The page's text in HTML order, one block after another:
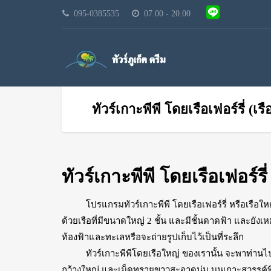
095-0385535 07.00 - 20.00
ทัวร์เกาะพีพี โดยเรือเฟอร์รี่ (เ
ทัวร์เกาะพีพี โดยเรือเฟอร์
โปรแกรมทัวร์เกาะพีพี โดยเรือเฟอร์รี่ หรือเรือใหญ่
ด้วยเรือที่มีขนาดใหญ่ 2 ชั้น และมีชั้นดาดฟ้า และยังเ
ท้องฟ้าและทะเลหรือจะถ่ายรูปเก็บไว้เป็นที่ระลึก
ทัวร์เกาะพีพีโดยเรือใหญ่ ของเรานั้น จะพาท่า